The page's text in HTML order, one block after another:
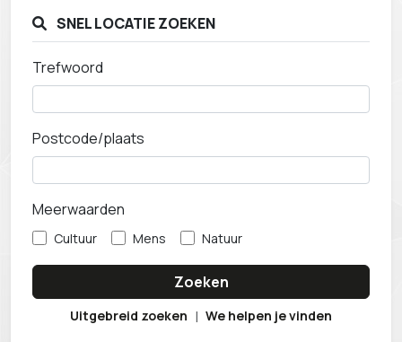
SNEL LOCATIE ZOEKEN
Trefwoord
Postcode/plaats
Meerwaarden
Cultuur Mens Natuur
Zoeken
Uitgebreid zoeken | We helpen je vinden